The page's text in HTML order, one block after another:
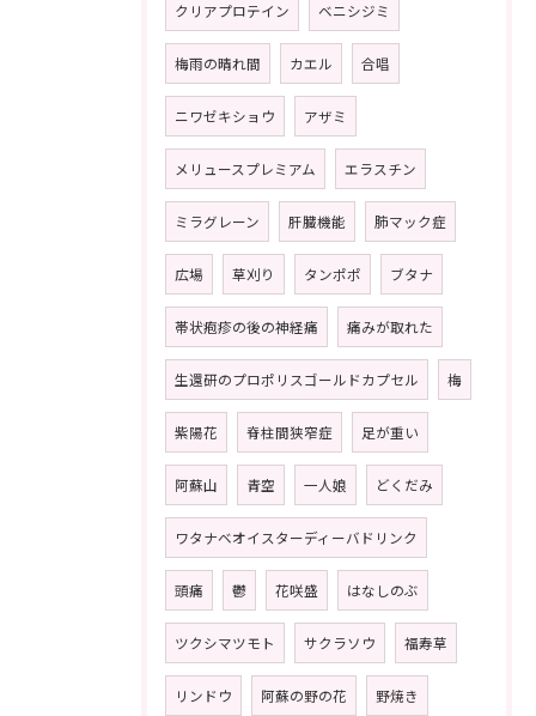
クリアプロテイン ベニシジミ
梅雨の晴れ間 カエル 合唱
ニワゼキショウ アザミ
メリュースプレミアム エラスチン
ミラグレーン 肝臓機能 肺マック症
広場 草刈り タンポポ ブタナ
帯状疱疹の後の神経痛 痛みが取れた
生還研のプロポリスゴールドカプセル 梅
紫陽花 脊柱間狭窄症 足が重い
阿蘇山 青空 一人娘 どくだみ
ワタナベオイスターディーバドリンク
頭痛 鬱 花咲盛 はなしのぶ
ツクシマツモト サクラソウ 福寿草
リンドウ 阿蘇の野の花 野焼き